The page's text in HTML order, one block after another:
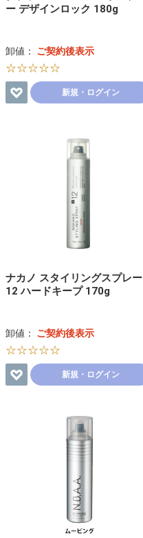
ー デザインロック 180g
卸値： ご契約後表示
☆☆☆☆☆
新規・ログイン
ナカノ スタイリングスプレー
12 ハードキープ 170g
卸値： ご契約後表示
☆☆☆☆☆
新規・ログイン